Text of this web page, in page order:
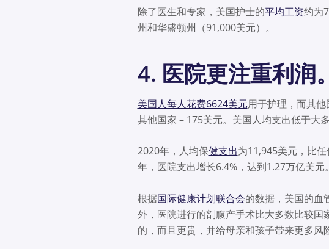
除了医生和专家，美国护士的平均工资约为
州和华盛顿州（91,000美元）。
4. 医院更注重利润。
美国人每人花费6624美元用于护理，而其
其他国家 – 175美元。美国人均支出低于大
2020年，人均保健支出为11,945美元，比
年，医院支出增长6.4%，达到1.27万亿美元。
根据国际健康计划联合会的数据，美国的血
外，医院进行的剖腹产手术比大多数比较
的，而且更贵，并给母亲和孩子带来更多风